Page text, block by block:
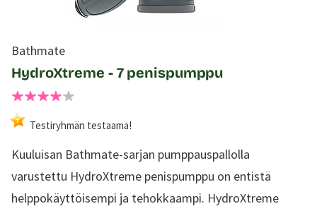
Bathmate
HydroXtreme - 7 penispumppu
Testiryhmän testaama!
Kuuluisan Bathmate-sarjan pumppauspallolla
varustettu HydroXtreme penispumppu on entistä
helppokäyttöisempi ja tehokkaampi. HydroXtreme